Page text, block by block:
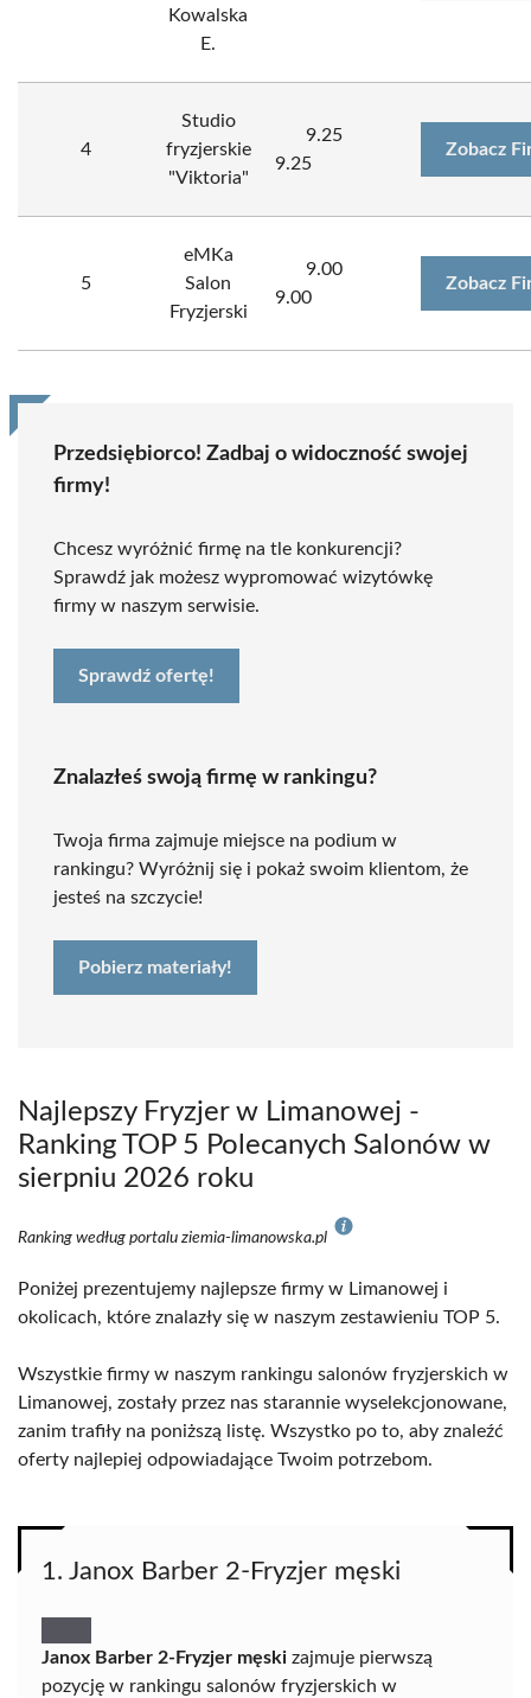
Kowalska
E.
4
Studio
fryzjerskie
"Viktoria"
9.25
9.25
Zobacz
5
eMKa
Salon
Fryzjerski
9.00
9.00
Zobacz
Przedsiębiorco! Zadbaj o widoczność swojej
firmy!
Chcesz wyróżnić firmę na tle konkurencji?
Sprawdź jak możesz wypromować wizytówkę
firmy w naszym serwisie.
Sprawdź ofertę!
Znalazłeś swoją firmę w rankingu?
Twoja firma zajmuje miejsce na podium w
rankingu? Wyróżnij się i pokaż swoim klientom, że
jesteś na szczycie!
Pobierz materiały!
Najlepszy Fryzjer w Limanowej -
Ranking TOP 5 Polecanych Salonów w
sierpniu 2026 roku
Ranking według portalu ziemia-limanowska.pl
Poniżej prezentujemy najlepsze firmy w Limanowej i
okolicach, które znalazły się w naszym zestawieniu TOP 5.
Wszystkie firmy w naszym rankingu salonów fryzjerskich w
Limanowej, zostały przez nas starannie wyselekcjonowane,
zanim trafiły na poniższą listę. Wszystko po to, aby znaleźć
oferty najlepiej odpowiadające Twoim potrzebom.
1. Janox Barber 2-Fryzjer męski
Janox Barber 2-Fryzjer męski zajmuje pierwszą
pozycję w rankingu salonów fryzjerskich w